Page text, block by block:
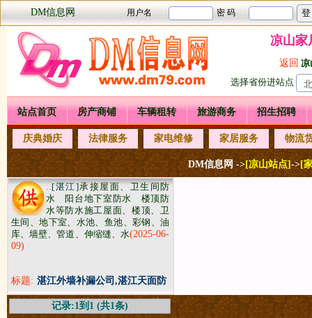
DM信息网
凉山家
返回 凉
选择省份进站点
站点首页 房产商铺 车辆租转 旅游商务 招生招聘
庆典婚庆 法律服务 家电维修 家居服务 物流
DM信息网 ->[凉山站点]->[
..[湛江]承接屋面、卫生间防
水 阳台地下室防水 楼顶防
水等防水施工屋面、楼顶、卫
生间、地下室、水池、鱼池、彩钢、油
库、墙壁、管道、伸缩缝、水(2025-06-
09)
标题: 湛江外墙补漏公司,湛江天面防
水公司
记录:1到1 (共1条)